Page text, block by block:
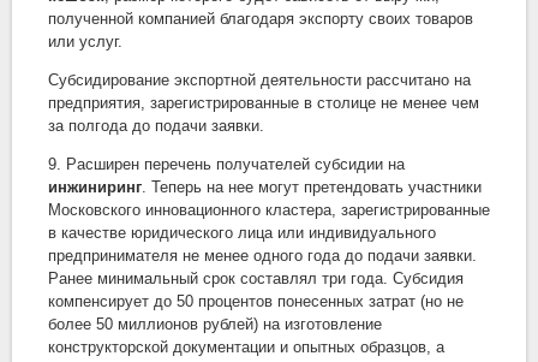
полученной компанией благодаря экспорту своих товаров
или услуг.
Субсидирование экспортной деятельности рассчитано на
предприятия, зарегистрированные в столице не менее чем
за полгода до подачи заявки.
9. Расширен перечень получателей субсидии на
инжиниринг. Теперь на нее могут претендовать участники
Московского инновационного кластера, зарегистрированные
в качестве юридического лица или индивидуального
предпринимателя не менее одного года до подачи заявки.
Ранее минимальный срок составлял три года. Субсидия
компенсирует до 50 процентов понесенных затрат (но не
более 50 миллионов рублей) на изготовление
конструкторской документации и опытных образцов, а